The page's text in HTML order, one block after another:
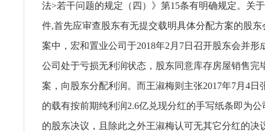
法>若干问题的规定（四）》第15条有明确规定。关
件,首先应审查股东有无提交载明具体分配方案的股
案中，宏和置业公司于2018年2月7日召开股东会并形
公司处于亏损无利润状态，股东同意库存房屋销售完
案，向股东分配利润。而王淑梅则主张2017年7月4日
的载有按前期纯利润2.6亿兑现分红的手写纸条即为
的股东决议，且除此之外王淑梅认可无其它分红的决